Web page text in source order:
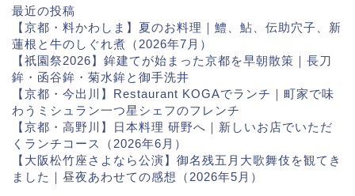
最近の投稿
【京都・料かわしま】夏のお料理｜鱧、鮎、伝助穴子、新
蓮根と牛のしぐれ煮（2026年7月）
【祇園祭2026】鉾建てが始まった京都を早朝散策｜長刀
鉾・函谷鉾・菊水鉾と御手洗井
【京都・今出川】Restaurant KOGAでランチ｜町家で味
わうミシュラン一つ星シェフのフレンチ
【京都・高野川】日本料理 研野へ｜新しいお店でいただ
くランチコース（2026年6月）
【大阪松竹座さよなら公演】御名残五月大歌舞伎を観てき
ました｜昼夜あわせての感想（2026年5月）